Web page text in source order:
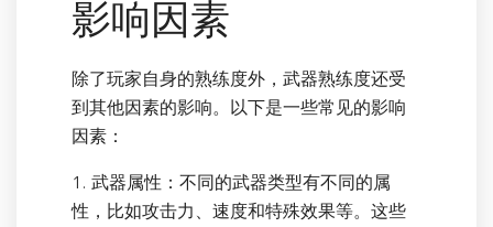
影响因素
除了玩家自身的熟练度外，武器熟练度还受
到其他因素的影响。以下是一些常见的影响
因素：
1. 武器属性：不同的武器类型有不同的属
性，比如攻击力、速度和特殊效果等。这些